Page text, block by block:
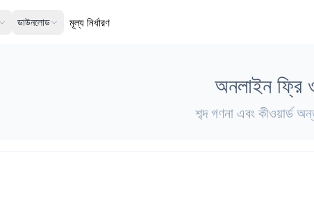
ডাউনলোড মূল্য নির্ধারণ
অনলাইন ফ্রি
শব্দ গণনা এবং কীওয়ার্ড